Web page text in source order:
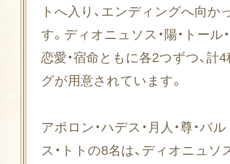
トへ入り、エンディングへ向か
す。ディオニュソス・陽・トール
恋愛・宿命ともに各2つずつ、計
グが用意されています。
アポロン・ハデス・月人・尊・バ
ス・トトの8名は、ディオニュソ